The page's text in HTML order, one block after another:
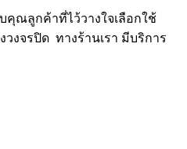
คุณลูกค้าที่ไว้วางใจเลือกใช้
งจรปิด ทางร้านเรา มีบริการ